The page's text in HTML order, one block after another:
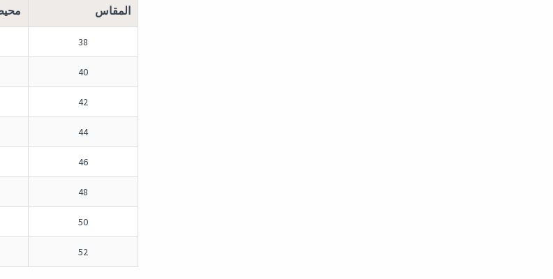
المقاس
38
40
42
44
46
48
50
52